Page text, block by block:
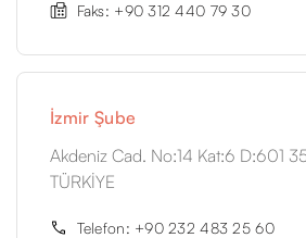
Faks: +90 312 440 79 30
İzmir Şube
Akdeniz Cad. No:14 Kat:6 D:601
TÜRKİYE
Telefon: +90 232 483 25 60